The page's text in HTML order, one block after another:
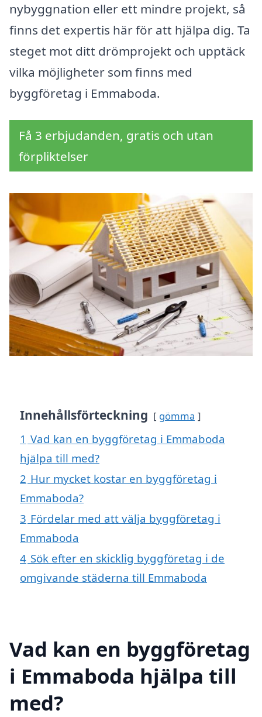
nybyggnation eller ett mindre projekt, så
finns det expertis här för att hjälpa dig. Ta
steget mot ditt drömprojekt och upptäck
vilka möjligheter som finns med
byggföretag i Emmaboda.
Få 3 erbjudanden, gratis och utan
förpliktelser
Innehållsförteckning gömma
1 Vad kan en byggföretag i Emmaboda
hjälpa till med?
2 Hur mycket kostar en byggföretag i
Emmaboda?
3 Fördelar med att välja byggföretag i
Emmaboda
4 Sök efter en skicklig byggföretag i de
omgivande städerna till Emmaboda
Vad kan en byggföretag
i Emmaboda hjälpa till
med?